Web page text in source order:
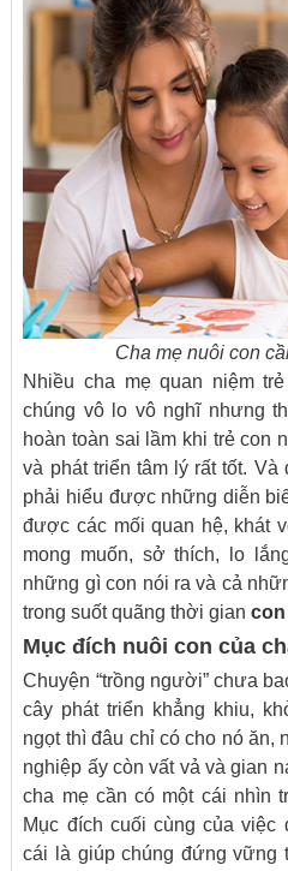
Cha mẹ nuôi con
Nhiều cha mẹ quan niệm
chúng vô lo vô nghĩ nhưng
hoàn toàn sai lầm khi trẻ con
và phát triển tâm lý rất tốt.
phải hiểu được những diễn
được các mối quan hệ, khát
mong muốn, sở thích, lo
những gì con nói ra và cả
trong suốt quãng thời gian
Mục đích nuôi con của
Chuyện “trồng người” chưa
cây phát triển khẳng khiu,
ngọt thì đâu chỉ có cho nó ăn,
nghiệp ấy còn vất vả và gian
cha mẹ cần có một cái nhìn
Mục đích cuối cùng của việc
cái là giúp chúng đứng vững